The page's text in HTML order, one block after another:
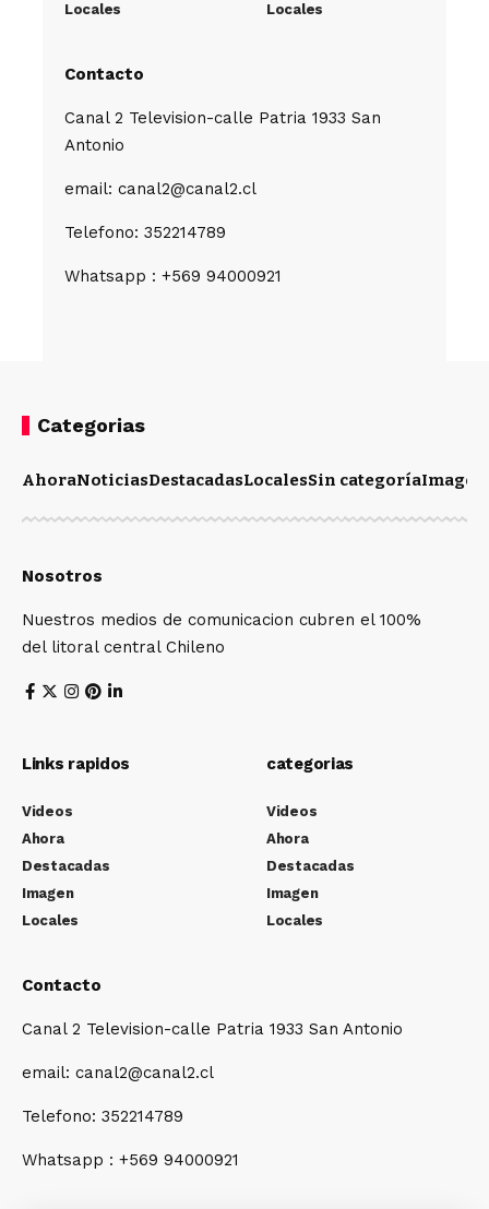
Locales
Locales
Contacto
Canal 2 Television-calle Patria 1933 San
Antonio
email: canal2@canal2.cl
Telefono: 352214789
Whatsapp : +569 94000921
Categorias
AhoraNoticiasDestacadasLocalesSin categoríaImagen
Nosotros
Nuestros medios de comunicacion cubren el 100%
del litoral central Chileno
Links rapidos
Videos
Ahora
Destacadas
Imagen
Locales
categorias
Videos
Ahora
Destacadas
Imagen
Locales
Contacto
Canal 2 Television-calle Patria 1933 San Antonio
email: canal2@canal2.cl
Telefono: 352214789
Whatsapp : +569 94000921